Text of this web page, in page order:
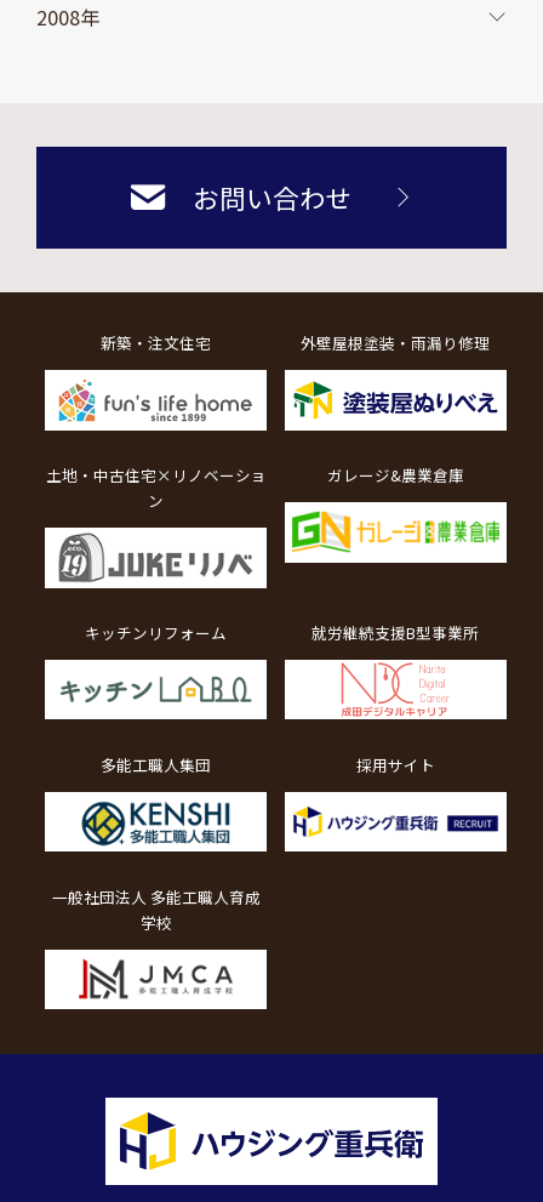
2008年
お問い合わせ
新築・注文住宅 外壁屋根塗装・雨漏り修理
土地・中古住宅×リノベーショ
ン
ガレージ&農業倉庫
キッチンリフォーム 就労継続支援B型事業所
多能工職人集団 採用サイト
一般社団法人 多能工職人育成
学校